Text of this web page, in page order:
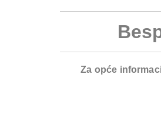
Za opće